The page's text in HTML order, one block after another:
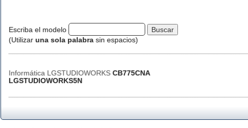
Escriba el modelo
(Utilizar una sola palabra sin espacios)
Informática LGSTUDIOWORKS CB775CNA
LGSTUDIOWORKS5N